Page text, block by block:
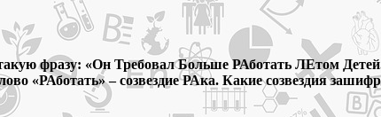
фразу: «Он Требовал Больше РАботать ЛЕтом
«РАботать» – созвездие РАка. Какие созвездия